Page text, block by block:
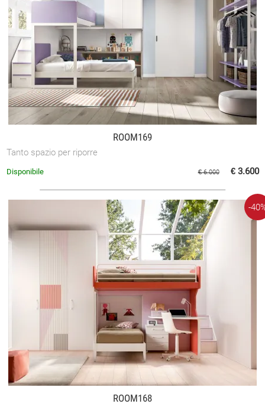
ROOM169
Tanto spazio per riporre
€ 6.000 € 3.600
Disponibile
ROOM168
-